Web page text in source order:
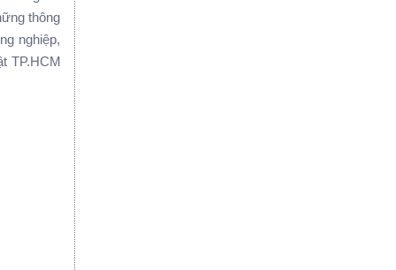
thông
nghiệp,
TP.HCM